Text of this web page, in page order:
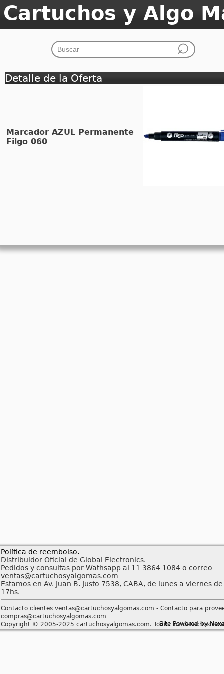
Cartuchos y Algo
Detalle de la Oferta
Marcador AZUL Permanente
Filgo 060
Política de reembolso.
Distribuidor Oficial de Global Electronics.
Pedidos y consultas por Wathsapp al 11 3864 1084 o correo
ventas@cartuchosyalgomas.com
Estamos en Av. Juan B. Justo 7538, CABA, de lunes a viernes
17hs.
Contacto clientes ventas@cartuchosyalgomas.com - Contacto para
compras@cartuchosyalgomas.com
Copyright © 2005-2025 cartuchosyalgomas.com. Todos los derechos
Site Powered by